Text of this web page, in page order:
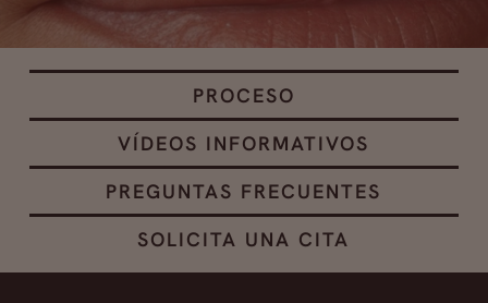
PROCESO
VÍDEOS INFORMATIVOS
PREGUNTAS FRECUENTES
SOLICITA UNA CITA